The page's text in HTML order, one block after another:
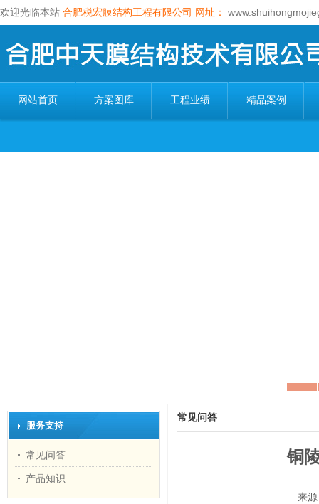
欢迎光临本站 合肥税宏膜结构工程有限公司 网址：
网站首页 方案图库 工程业绩 精品案例
服务支持
常见问答
产品知识
常见问答
铜
来